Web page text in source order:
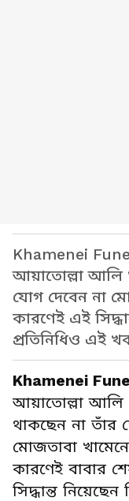
Khamenei
আয়াতোল্লা আলি
যোগ দেবেন না
কারণেই এই
প্রতিনিধিও এই
Khamenei
আয়াতোল্লা আলি
থাকছেন না তাঁর
মোজতাবা
কারণেই বাবার
সিদ্ধান্ত